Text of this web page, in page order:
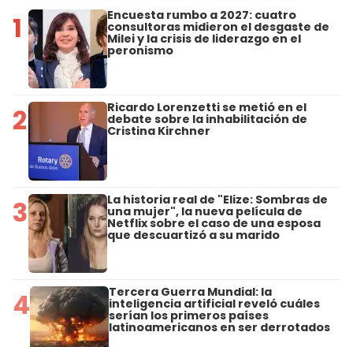
1 Encuesta rumbo a 2027: cuatro
consultoras midieron el desgaste de
Milei y la crisis de liderazgo en el
peronismo
2 Ricardo Lorenzetti se metió en el
debate sobre la inhabilitación de
Cristina Kirchner
3 La historia real de "Elize: Sombras de
una mujer", la nueva película de
Netflix sobre el caso de una esposa
que descuartizó a su marido
4 Tercera Guerra Mundial: la
inteligencia artificial reveló cuáles
serían los primeros países
latinoamericanos en ser derrotados